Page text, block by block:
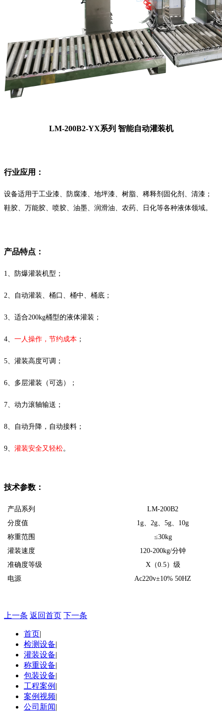
LM-200B2-YX系列 智能自动灌装机
行业应用：
设备适用于工业漆、防腐漆、地坪漆、树脂、稀释剂固化剂、清漆；
鞋胶、万能胶、喷胶、油墨、润滑油、农药、日化等各种液体领域。
产品特点：
1、防爆灌装机型；
2、自动灌装、桶口、桶中、桶底；
3、适合200kg桶型的液体灌装；
4、 一人操作，节约成本 ；
5、灌装高度可调；
6、多层灌装（可选）；
7、动力滚轴输送；
8、自动升降，自动接料；
9、 灌装安全又轻松。
技术参数：
产品系列
LM-200B2
分度值
1g、2g、5g、10g
称重范围
≤30kg
灌装速度
120-200kg/分钟
准确度等级
X（0.5）级
电源
Ac220v±10% 50HZ
上一条 返回首页 下一条
首页|
检测设备|
灌装设备|
称重设备|
包装设备|
工程案例 |
案例视频|
公司新闻|